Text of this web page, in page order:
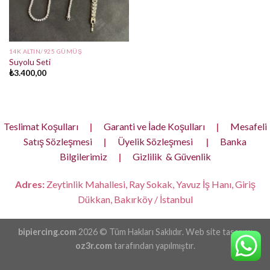
14K ALTIN/925 GÜMÜŞ
Suyolu Seti
₺3.400,00
Teslimat Koşulları | Garanti ve İade Koşulları |
Mesafeli
Satış Sözleşmesi
| Üyelik Sözleşmesi |
Banka
Bilgilerimiz
| Gizlilik & Güvenlik
Adres:Zeytinlik Mahallesi, Ray Sokak, Yavuz İş Hanı, Giriş
Dükkan, Bakırköy / İstanbul
bipiercing.com 2026 © Tüm Hakları Saklıdır. Web site tasarımı
oz3r.com tarafından yapılmıştır.